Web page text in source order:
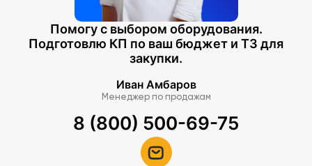
Помогу с выбором оборудования.
Подготовлю КП по ваш бюджет и ТЗ для
закупки.
Иван Амбаров
Менеджер по продажам
8 (800) 500-69-75